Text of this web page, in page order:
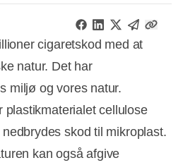
cigaretskod med at
natur. Det har
miljø og vores natur.
plastikmaterialet cellulose
skod til mikroplast.
kan også afgive